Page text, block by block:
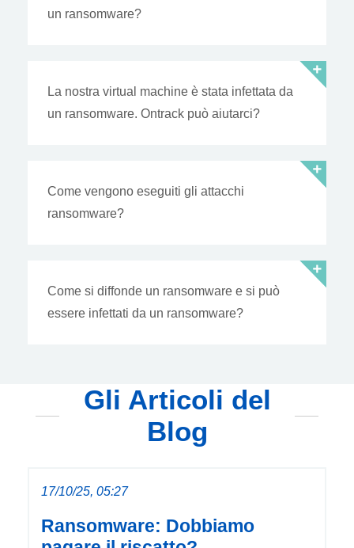
un ransomware?
La nostra virtual machine è stata infettata da
un ransomware. Ontrack può aiutarci?
Come vengono eseguiti gli attacchi
ransomware?
Come si diffonde un ransomware e si può
essere infettati da un ransomware?
Gli Articoli del
Blog
17/10/25, 05:27
Ransomware: Dobbiamo